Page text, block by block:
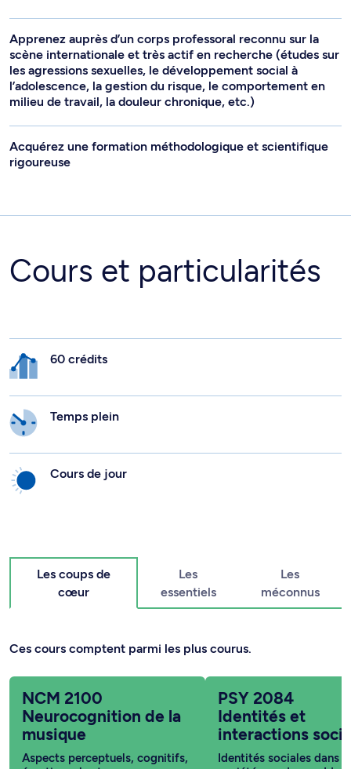
Apprenez auprès d’un corps professoral reconnu sur la
scène internationale et très actif en recherche (études sur
les agressions sexuelles, le développement social à
l’adolescence, la gestion du risque, le comportement en
milieu de travail, la douleur chronique, etc.)
Acquérez une formation méthodologique et scientifique
rigoureuse
Cours et particularités
60 crédits
Temps plein
Cours de jour
Les coups de
cœur
Les
essentiels
Les
méconnus
Ces cours comptent parmi les plus courus.
NCM 2100
Neurocognition de la
musique
Aspects perceptuels, cognitifs,
PSY 2084
Identités et
interactions
Identités sociales dans